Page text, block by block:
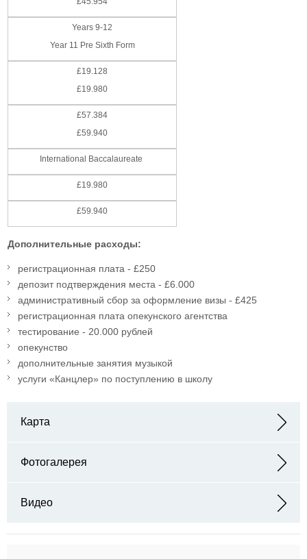
Years 9-12
Year 11 Pre Sixth Form
£19.128
£19.980
£57.384
£59.940
International Baccalaureate
£19.980
£59.940
Дополнительные расходы:
регистрационная плата - £250
депозит подтверждения места - £6.000
административный сбор за оформление визы - £425
регистрационная плата опекунского агентства
тестирование - 20.000 рублей
опекунство
дополнительные занятия музыкой
услуги «Канцлер» по поступлению в школу
Карта
Фотогалерея
Видео